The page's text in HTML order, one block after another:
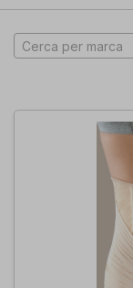
Cerca per marca